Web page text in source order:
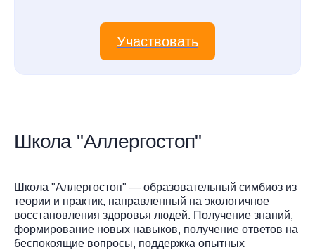
Участвовать
Школа "Аллергостоп"
Школа "Аллергостоп" — образовательный симбиоз из
теории и практик, направленный на экологичное
восстановления здоровья людей. Получение знаний,
формирование новых навыков, получение ответов на
беспокоящие вопросы, поддержка опытных